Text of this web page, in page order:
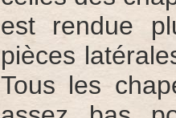
est rendue
pièces
Tous les